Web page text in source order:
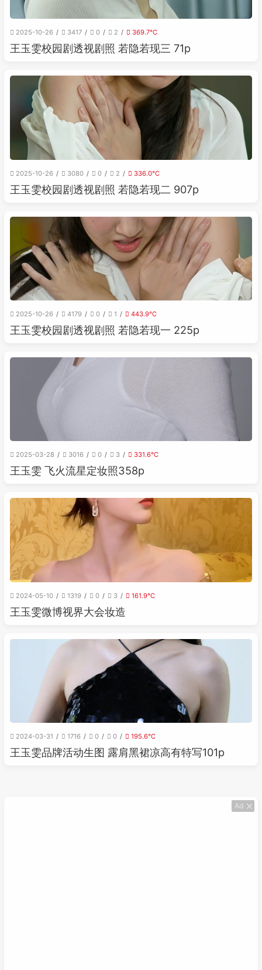
2025-10-26 3417 0 2 369.7℃
王玉雯校园剧透视剧照 若隐若现三 71p
2025-10-26 3080 0 2 336.0℃
王玉雯校园剧透视剧照 若隐若现二 907p
2025-10-26 4179 0 1 443.9℃
王玉雯校园剧透视剧照 若隐若现一 225p
2025-03-28 3016 0 3 331.6℃
王玉雯 飞火流星定妆照358p
2024-05-10 1319 0 3 161.9℃
王玉雯微博视界大会妆造
2024-03-31 1716 0 0 195.6℃
王玉雯品牌活动生图 露肩黑裙凉高有特写101p
Ad